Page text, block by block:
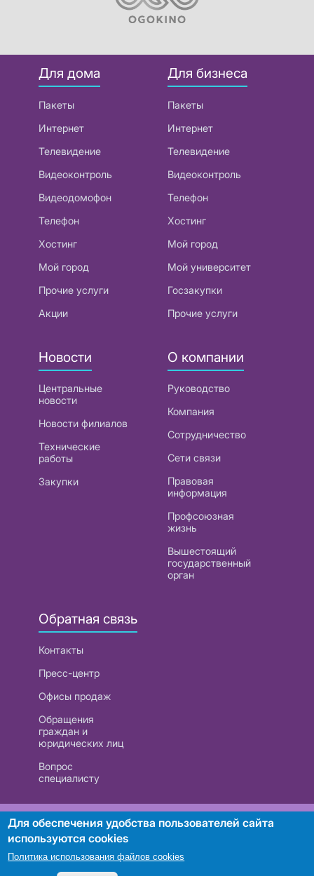
Для дома
Пакеты
Интернет
Телевидение
Видеоконтроль
Видеодомофон
Телефон
Хостинг
Мой город
Прочие услуги
Акции
Для бизнеса
Пакеты
Интернет
Телевидение
Видеоконтроль
Телефон
Хостинг
Мой город
Мой университет
Госзакупки
Прочие услуги
Новости
Центральные
новости
Новости филиалов
Технические
работы
Закупки
О компании
Руководство
Компания
Сотрудничество
Сети связи
Правовая
информация
Профсоюзная
жизнь
Вышестоящий
государственный
орган
Обратная связь
Контакты
Пресс-центр
Офисы продаж
Обращения
граждан и
юридических лиц
Вопрос
специалисту
РУП «Белтелеком». УНП 101007741
Для обеспечения удобства пользователей сайта
используются cookies
Политика использования файлов cookies